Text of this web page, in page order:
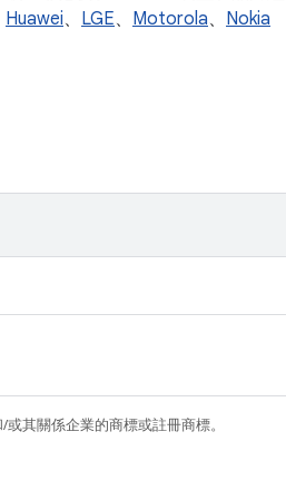
Huawei、 LGE、 Motorola、 Nokia
其關係企業的商標或註冊商標。